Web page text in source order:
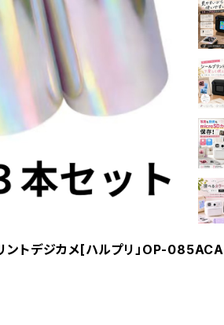
ントデジカメ[ハルプリ」OP-085ACA